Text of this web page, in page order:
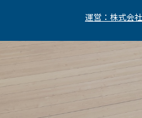
運営：株式会